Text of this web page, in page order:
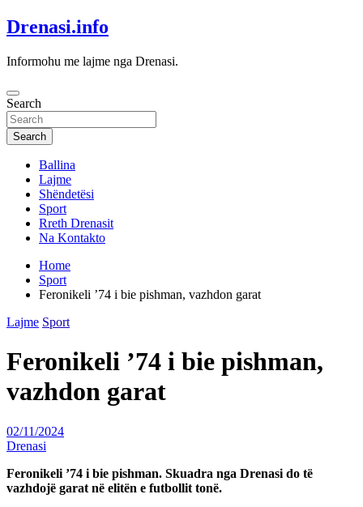
Skip
to
Drenasi.info
Informohu me lajme nga Drenasi.
Search
Search
Ballina
Lajme
Shëndetësi
Sport
Rreth Drenasit
Na Kontakto
Home
Sport
Feronikeli ’74 i bie pishman, vazhdon garat
Lajme Sport
Feronikeli ’74 i bie pishman,
vazhdon garat
02/11/2024
Drenasi
Feronikeli ’74 i bie pishman. Skuadra nga Drenasi do të
vazhdojë garat në elitën e futbollit tonë.